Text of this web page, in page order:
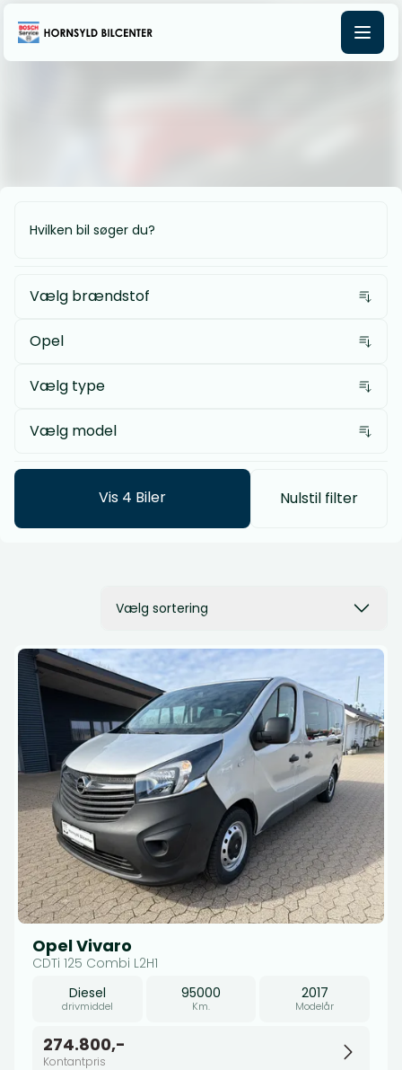
Vælg brændstof
Opel
Vælg type
Vælg model
Vis 4 Biler Nulstil filter
Vælg sortering
Opel Vivaro
CDTi 125 Combi L2H1
Diesel
drivmiddel
95000
Km.
2017
Modelår
274.800,-
Kontantpris